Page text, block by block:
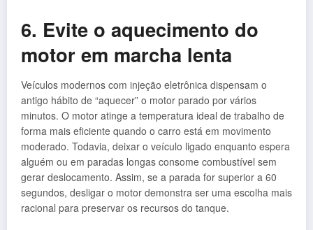
6. Evite o aquecimento do
motor em marcha lenta
Veículos modernos com injeção eletrônica dispensam o
antigo hábito de “aquecer” o motor parado por vários
minutos. O motor atinge a temperatura ideal de trabalho de
forma mais eficiente quando o carro está em movimento
moderado. Todavia, deixar o veículo ligado enquanto espera
alguém ou em paradas longas consome combustível sem
gerar deslocamento. Assim, se a parada for superior a 60
segundos, desligar o motor demonstra ser uma escolha mais
racional para preservar os recursos do tanque.